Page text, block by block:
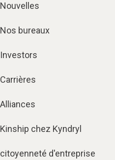
Nouvelles
Nos bureaux
Investors
Carrières
Alliances
Kinship chez Kyndryl
citoyenneté d'entreprise